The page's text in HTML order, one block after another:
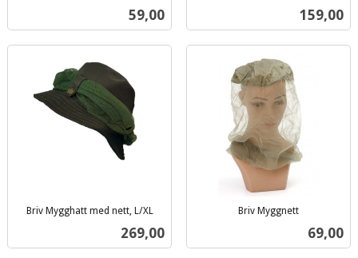
Pris
59,00 Pris
159,00
Briv Mygghatt med nett, L/XL
Pris
269,00
Briv Myggnett
Pris
69,00